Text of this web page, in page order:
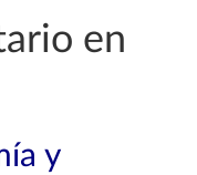
en
y